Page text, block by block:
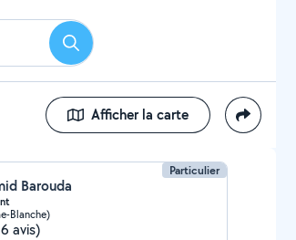
Rechercher
Afficher la carte
Particulier
Barouda
Blanche)
avis)